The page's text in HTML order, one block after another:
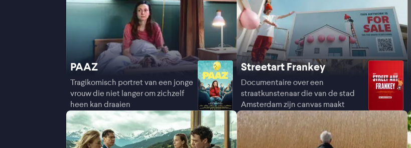
PAAZ
Tragikomisch portret van een jonge
vrouw die niet langer om zichzelf
heen kan draaien
Streetart Frankey
Documentaire over een
straatkunstenaar die van de stad
Amsterdam zijn canvas maakt